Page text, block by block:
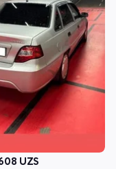
UZS